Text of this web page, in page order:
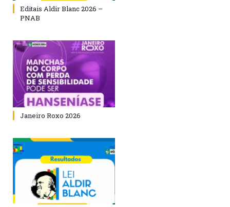
Editais Aldir Blanc 2026 –
PNAB
Janeiro Roxo 2026